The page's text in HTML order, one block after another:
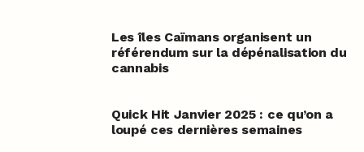
Les îles Caïmans organisent un
référendum sur la dépénalisation du
cannabis
Quick Hit Janvier 2025 : ce qu’on a
loupé ces dernières semaines